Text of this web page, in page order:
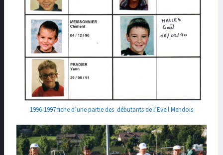
1996-1997 fiche d’une partie des débutants de l’Eveil Mendois